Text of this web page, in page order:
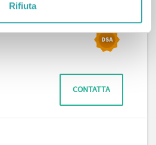
Rifiuta
CONTATTA